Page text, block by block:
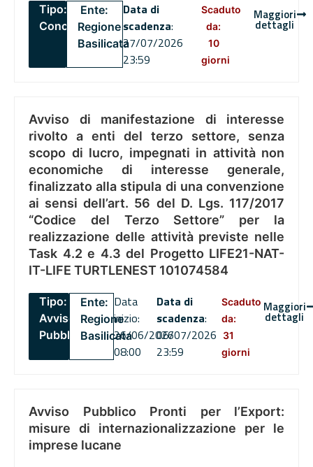
Tipo:
Concorsi
Ente:
Regione
Basilicata
Data di
scadenza:
27/07/2026
23:59
Scaduto
da:
10
giorni
Maggiori
dettagli
Avviso di manifestazione di interesse
rivolto a enti del terzo settore, senza
scopo di lucro, impegnati in attività non
economiche di interesse generale,
finalizzato alla stipula di una convenzione
ai sensi dell’art. 56 del D. Lgs. 117/2017
“Codice del Terzo Settore” per la
realizzazione delle attività previste nelle
Task 4.2 e 4.3 del Progetto LIFE21-NAT-
IT-LIFE TURTLENEST 101074584
Tipo:
Avviso
Pubblico
Ente:
Regione
Basilicata
Data
inizio:
26/06/2026
08:00
Data di
scadenza:
06/07/2026
23:59
Scaduto
da:
31
giorni
Maggiori
dettagli
Avviso Pubblico Pronti per l’Export:
misure di internazionalizzazione per le
imprese lucane